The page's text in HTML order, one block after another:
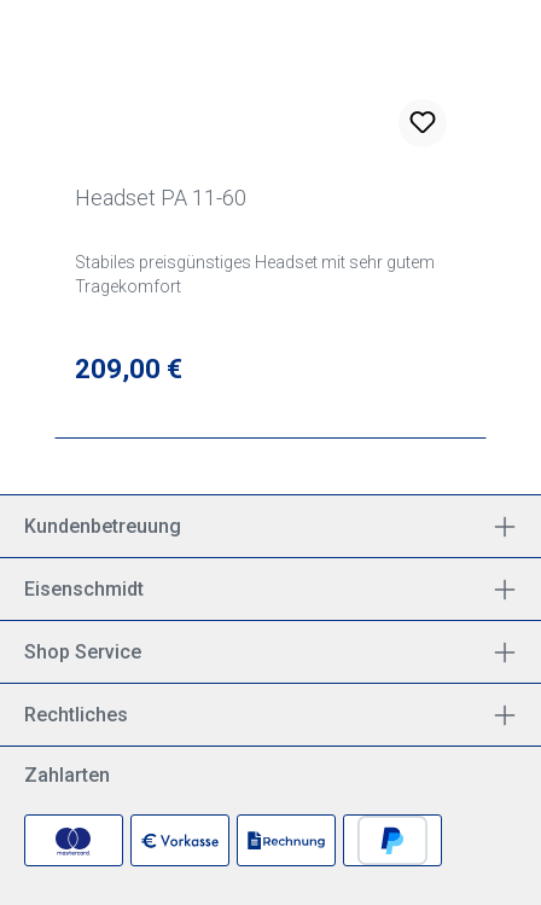
Headset PA 11-60
Stabiles preisgünstiges Headset mit sehr gutem
Tragekomfort
Regulärer Preis:
209,00 €
Kundenbetreuung
Eisenschmidt
Shop Service
Rechtliches
Zahlarten